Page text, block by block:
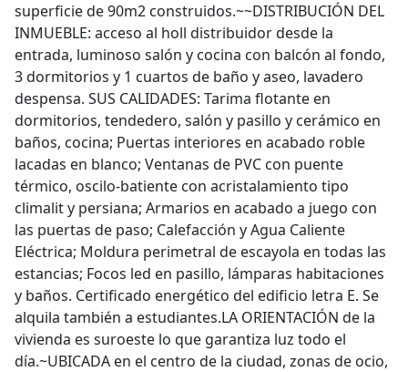
superficie de 90m2 construidos.~~DISTRIBUCIÓN DEL
INMUEBLE: acceso al holl distribuidor desde la
entrada, luminoso salón y cocina con balcón al fondo,
3 dormitorios y 1 cuartos de baño y aseo, lavadero
despensa. SUS CALIDADES: Tarima flotante en
dormitorios, tendedero, salón y pasillo y cerámico en
baños, cocina; Puertas interiores en acabado roble
lacadas en blanco; Ventanas de PVC con puente
térmico, oscilo-batiente con acristalamiento tipo
climalit y persiana; Armarios en acabado a juego con
las puertas de paso; Calefacción y Agua Caliente
Eléctrica; Moldura perimetral de escayola en todas las
estancias; Focos led en pasillo, lámparas habitaciones
y baños. Certificado energético del edificio letra E. Se
alquila también a estudiantes.LA ORIENTACIÓN de la
vivienda es suroeste lo que garantiza luz todo el
día.~UBICADA en el centro de la ciudad, zonas de ocio,